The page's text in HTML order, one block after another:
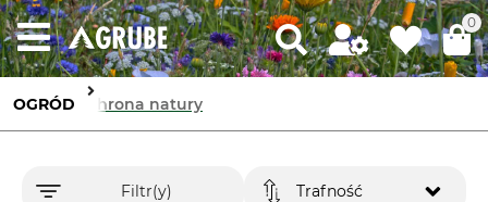
0
OGRÓD Ochrona natury
Filtr(y) Trafność